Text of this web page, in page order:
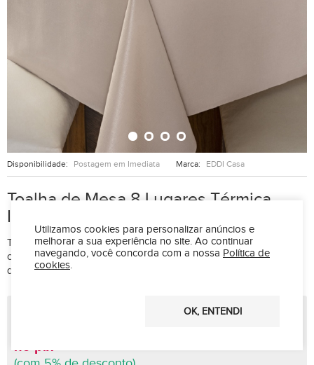
Disponibilidade: Postagem em Imediata Marca: EDDI Casa
Toalha de Mesa 8 Lugares Térmica
Toalha de mesa impermeavel e de boa qualidade para sua
cozinha. Cores modernas e autenticas. Preço baixo e boa
qualidade!
no pix
Utilizamos cookies para personalizar anúncios e
melhorar a sua experiência no site. Ao continuar
navegando, você concorda com a nossa Política de
cookies.
OK, ENTENDI